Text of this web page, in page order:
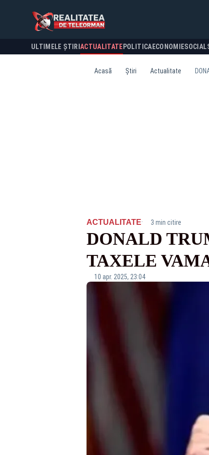
ULTIMELE ȘTIRI ACTUALITATE POLITICA ECONOMIESOCIAL
Acasă Știri Actualitate
ACTUALITATE· 3 min citire
DONALD
TAXELE
10 apr. 2025, 23:04